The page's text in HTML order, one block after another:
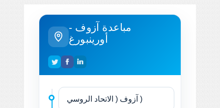
مباعدة آزوف -
أورينبورغ